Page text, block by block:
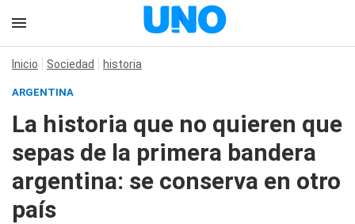
Inicio Sociedad historia
ARGENTINA
La historia que no quieren que
sepas de la primera bandera
argentina: se conserva en otro
país